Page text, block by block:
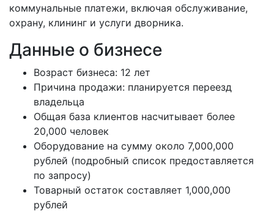
коммунальные платежи, включая обслуживание,
охрану, клининг и услуги дворника.
Данные о бизнесе
Возраст бизнеса: 12 лет
Причина продажи: планируется переезд
владельца
Общая база клиентов насчитывает более
20,000 человек
Оборудование на сумму около 7,000,000
рублей (подробный список предоставляется
по запросу)
Товарный остаток составляет 1,000,000
рублей